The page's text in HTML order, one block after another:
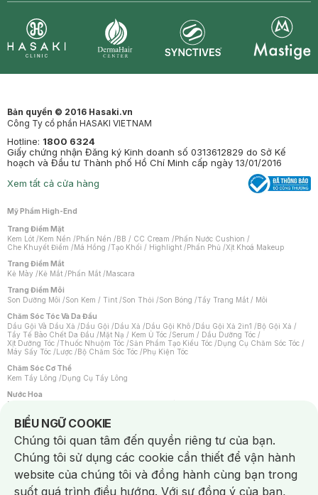
Bản quyền © 2016 Hasaki.vn
Công Ty cổ phần HASAKI VIETNAM
Hotline: 1800 6324
Giấy chứng nhận Đăng ký Kinh doanh số 0313612829 do Sở Kế
hoạch và Đầu tư Thành phố Hồ Chí Minh cấp ngày 13/01/2016
Xem tất cả cửa hàng
Mỹ Phẩm High-End
Trang Điểm Mặt
Kem Lót /Kem Nền /Phấn Nền /BB / CC Cream /Phấn Nước Cushion /
Che Khuyết Điểm /Má Hồng /Tạo Khối / Highlight /Phấn Phủ /Xịt Khoá Makeup
Trang Điểm Mắt
Kẻ Mày /Kẻ Mắt /Phấn Mắt /Mascara
Trang Điểm Môi
Son Dưỡng Môi /Son Kem / Tint /Son Thỏi /Son Bóng /Tẩy Trang Mắt / Môi
Chăm Sóc Tóc Và Da Đầu
Dầu Gội Và Dầu Xả /Dầu Gội /Dầu Xả /Dầu Gội Khô /Dầu Gội Xả 2in1 /Bộ Gội Xả /
Tẩy Tế Bào Chết Da Đầu /Mặt Nạ / Kem Ủ Tóc /Serum / Dầu Dưỡng Tóc /
Xịt Dưỡng Tóc /Thuốc Nhuộm Tóc /Sản Phẩm Tạo Kiểu Tóc /Dụng Cụ Chăm Sóc Tóc /
Máy Sấy Tóc /Lược /Bộ Chăm Sóc Tóc /Phụ Kiện Tóc
Chăm Sóc Cơ Thể
Kem Tẩy Lông /Dụng Cụ Tẩy Lông
Nước Hoa
Nước Hoa Nữ
Chăm Sóc Cá Nhân
Chống Muỗi /Khẩu Trang /Máy Massage/Mặt Nạ Xông Hơi /Nước Rửa Tay/
Sản Phẩm Chăm Sóc Khác /Bàn Chải Đánh Răng /Bàn Chải Điện/
Hỗ Trợ Trắng Răng/Kem Đánh Răng /Máy Tăm Nước/ Nước Súc Miệng/
Tăm / Chỉ Nha Khoa/ Xịt Thơm Miệng / Dung Dịch Vệ Sinh/Dưỡng Vùng Kín/
Khăn Ướt Vệ Sinh Vùng Kín/Băng Vệ Sinh/Tampon/Bọt Cạo Râu /Dao Cạo Râu/
Máy Cạo Râu
BIỂU NGỮ COOKIE
Notice about cookies usage
Chúng tôi quan tâm đến quyền riêng tư của bạn.
Chúng tôi sử dụng các cookie cần thiết để vận hành
website của chúng tôi và đồng hành cùng bạn trong
suốt quá trình điều hướng. Với sự đồng ý của bạn,